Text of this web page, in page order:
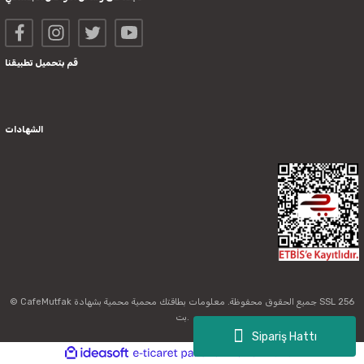
Sipariş Hattı
قم بتحميل تطبيقنا
الشهادات
© CafeMutfak جميع الحقوق محفوظة. معلومات بطاقتك محمية محمية بشهادة SSL 256
ideasoft